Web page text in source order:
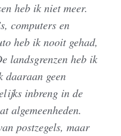
heb ik niet meer.
computers en
heb ik nooit gehad,
landsgrenzen heb ik
daaraan geen
inbreng in de
algemeenheden.
postzegels, maar